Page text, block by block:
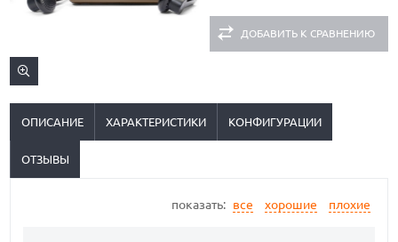
ДОБАВИТЬ К СРАВНЕНИЮ
ОПИСАНИЕ ХАРАКТЕРИСТИКИ КОНФИГУРАЦИИ
ОТЗЫВЫ
показать: все хорошие плохие